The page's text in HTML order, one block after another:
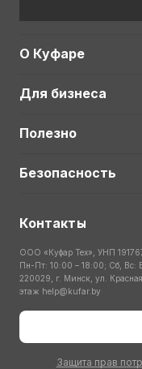
О Куфаре
Для бизнеса
Полезно
Безопасность
Контакты
ООО «Куфар Тех», УНП
Пн-Пт: 10:00 – 18:00; Сб, Вс:
220029, г. Минск, ул.
этаж help@kufar.by
Защита прав